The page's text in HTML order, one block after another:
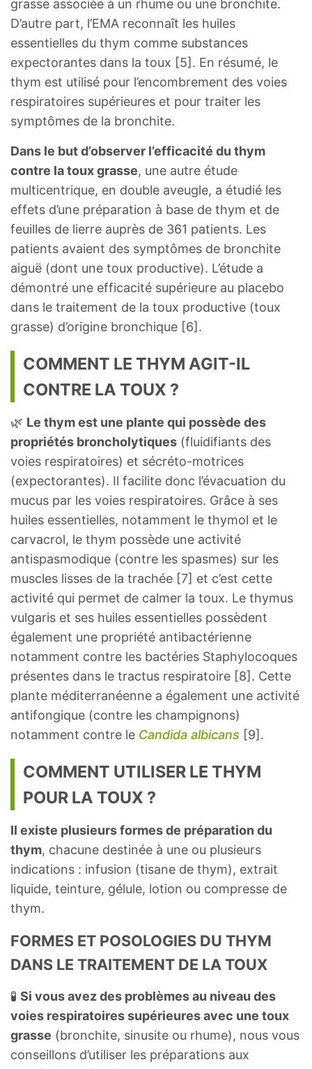
grasse associée à un rhume ou une bronchite.
D’autre part, l’EMA reconnaît les huiles
essentielles du thym comme substances
expectorantes dans la toux [5]. En résumé, le
thym est utilisé pour l’encombrement des voies
respiratoires supérieures et pour traiter les
symptômes de la bronchite.
Dans le but d’observer l’efficacité du thym
contre la toux grasse, une autre étude
multicentrique, en double aveugle, a étudié les
effets d’une préparation à base de thym et de
feuilles de lierre auprès de 361 patients. Les
patients avaient des symptômes de bronchite
aiguë (dont une toux productive). L’étude a
démontré une efficacité supérieure au placebo
dans le traitement de la toux productive (toux
grasse) d’origine bronchique [6].
COMMENT LE THYM AGIT-IL
CONTRE LA TOUX ?
🌿 Le thym est une plante qui possède des
propriétés broncholytiques (fluidifiants des
voies respiratoires) et sécréto-motrices
(expectorantes). Il facilite donc l’évacuation du
mucus par les voies respiratoires. Grâce à ses
huiles essentielles, notamment le thymol et le
carvacrol, le thym possède une activité
antispasmodique (contre les spasmes) sur les
muscles lisses de la trachée [7] et c’est cette
activité qui permet de calmer la toux. Le thymus
vulgaris et ses huiles essentielles possèdent
également une propriété antibactérienne
notamment contre les bactéries Staphylocoques
présentes dans le tractus respiratoire [8]. Cette
plante méditerranéenne a également une activité
antifongique (contre les champignons)
notamment contre le Candida albicans [9].
COMMENT UTILISER LE THYM
POUR LA TOUX ?
Il existe plusieurs formes de préparation du
thym, chacune destinée à une ou plusieurs
indications : infusion (tisane de thym), extrait
liquide, teinture, gélule, lotion ou compresse de
thym.
FORMES ET POSOLOGIES DU THYM
DANS LE TRAITEMENT DE LA TOUX
🧪 Si vous avez des problèmes au niveau des
voies respiratoires supérieures avec une toux
grasse (bronchite, sinusite ou rhume), nous vous
conseillons d’utiliser les préparations aux